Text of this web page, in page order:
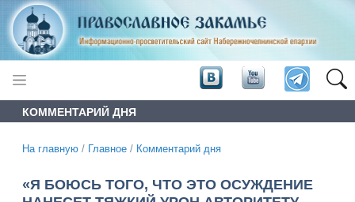
КОММЕНТАРИЙ ДНЯ
На главную / Главное / Комментарий дня
«Я БОЮСЬ ТОГО, ЧТО ЭТО ОСУЖДЕНИЕ